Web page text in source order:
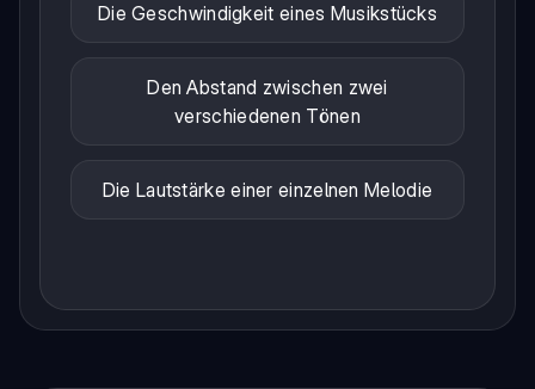
Die Geschwindigkeit eines Musikstücks
Den Abstand zwischen zwei
verschiedenen Tönen
Die Lautstärke einer einzelnen Melodie